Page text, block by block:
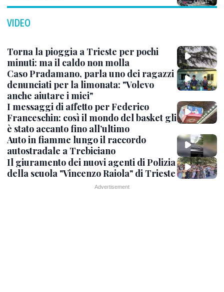
VIDEO
Torna la pioggia a Trieste per pochi
minuti: ma il caldo non molla
Caso Pradamano, parla uno dei ragazzi
denunciati per la limonata: "Volevo
anche aiutare i miei"
I messaggi di affetto per Federico
Franceschin: così il mondo del basket gli
è stato accanto fino all’ultimo
Auto in fiamme lungo il raccordo
autostradale a Trebiciano
Il giuramento dei nuovi agenti di Polizia
della scuola "Vincenzo Raiola" di Trieste